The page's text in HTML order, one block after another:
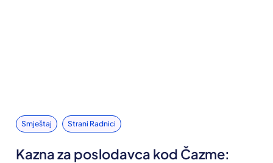
Smještaj Strani Radnici
Kazna za poslodavca kod Čazme: